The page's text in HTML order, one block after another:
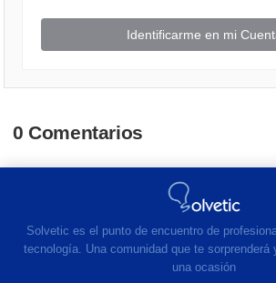
Identificarme en mi
0 Comentarios
Solvetic es el punto de encuentro de
tecnología. Una comunidad que te sorprenderá
una ocasión